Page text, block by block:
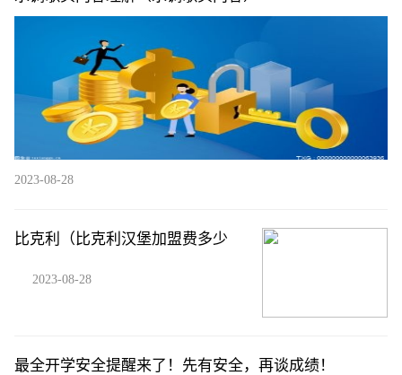
2023-08-28
比克利（比克利汉堡加盟费多少
2023-08-28
最全开学安全提醒来了！先有安全，再谈成绩！